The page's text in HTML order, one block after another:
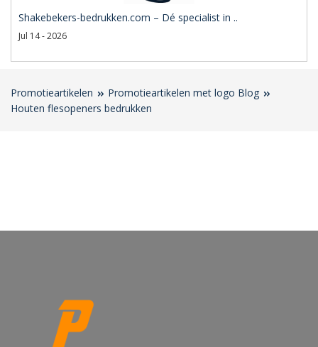
Shakebekers-bedrukken.com – Dé specialist in ..
Jul 14 - 2026
Promotieartikelen
Promotieartikelen met logo Blog
Houten flesopeners bedrukken